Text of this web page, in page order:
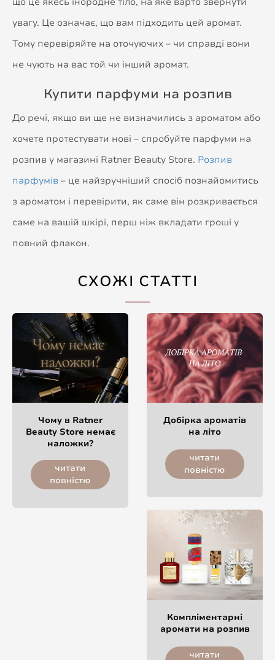
увагу. Це означає, що вам підходить цей аромат.
Тому перевіряйте на оточуючих – чи справді вони
не чують на вас той чи інший аромат.
Купити парфуми на розпив
До речі, якщо ви ще не визначились з ароматом або
хочете протестувати нові – спробуйте парфуми на
розпив у магазині Ratner Beauty Store. Розпив
парфумів – це найзручніший спосіб познайомитись
з ароматом і перевірити, як саме він розкривається
саме на вашій шкірі, перш ніж вкладати гроші у
повний флакон.
СХОЖІ СТАТТІ
Чому в Ratner
Beauty Store немає
наложки?
читати
повністю
Добірка ароматів
на літо
читати
повністю
Компліментарні
аромати на розпив
читати